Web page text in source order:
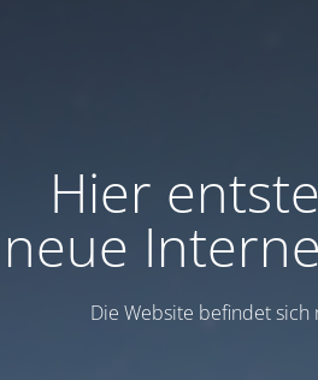
Hier
neue
Die Website befindet sich